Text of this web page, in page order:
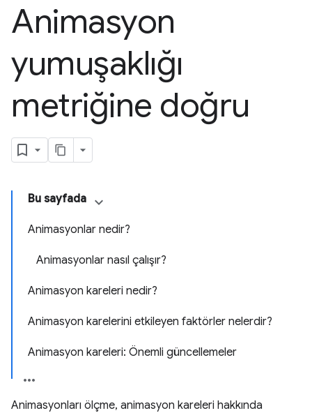
Animasyon
yumuşaklığı
metriğine doğru
Bu sayfada
Animasyonlar nedir?
Animasyonlar nasıl çalışır?
Animasyon kareleri nedir?
Animasyon karelerini etkileyen faktörler nelerdir?
Animasyon kareleri: Önemli güncellemeler
Animasyonları ölçme, animasyon kareleri hakkında